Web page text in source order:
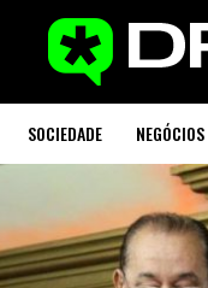
SOCIEDADE NEGÓCIOS